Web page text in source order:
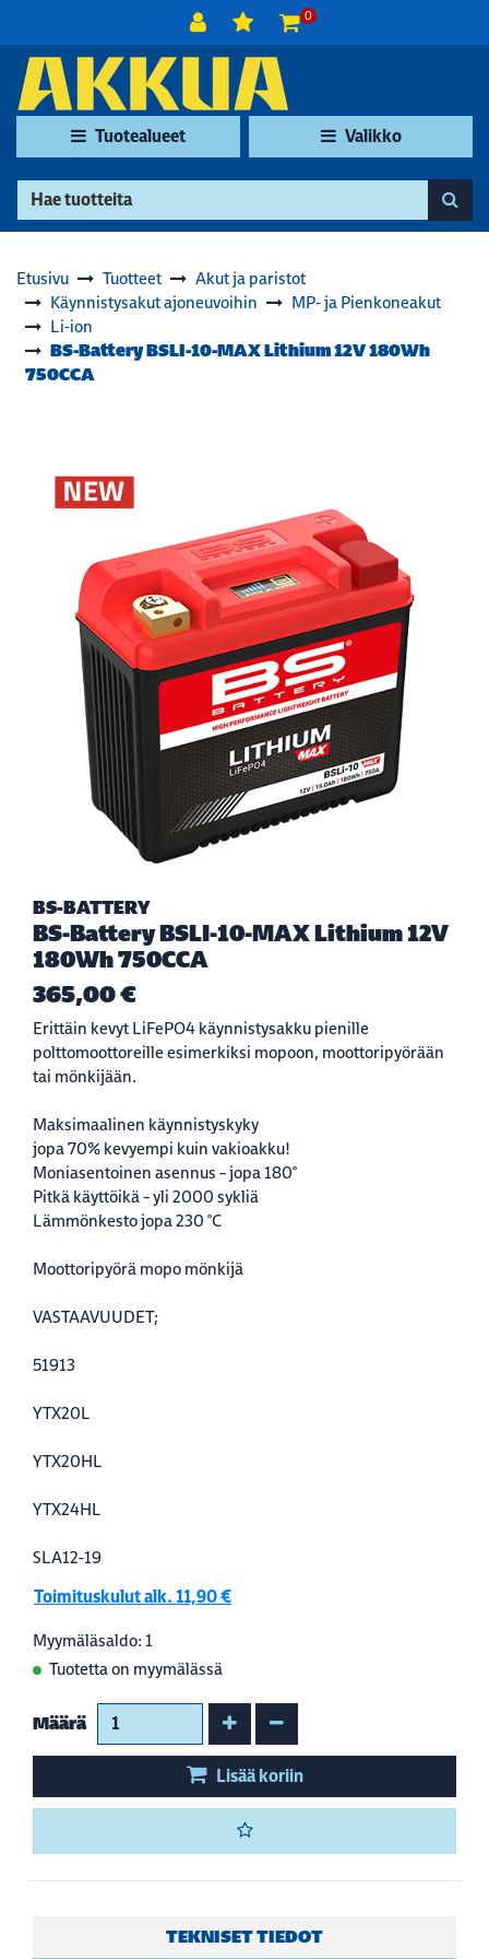
0
Tuotealueet Valikko
Etusivu Tuotteet
Akut ja paristot
Käynnistysakut ajoneuvoihin
MP- ja Pienkoneakut
Li-ion
BS-Battery BSLI-10-MAX Lithium 12V 180Wh
750CCA
BS-BATTERY
BS-Battery BSLI-10-MAX Lithium 12V
180Wh 750CCA
365,00 €
Erittäin kevyt LiFePO4 käynnistysakku pienille
polttomoottoreille esimerkiksi mopoon, moottoripyörään
tai mönkijään.
Maksimaalinen käynnistyskyky
jopa 70% kevyempi kuin vakioakku!
Moniasentoinen asennus – jopa 180°
Pitkä käyttöikä – yli 2000 sykliä
Lämmönkesto jopa 230 °C
Moottoripyörä mopo mönkijä
VASTAAVUUDET;
51913
YTX20L
YTX20HL
YTX24HL
SLA12-19
Toimituskulut alk. 11,90 €
Myymäläsaldo: 1
Tuotetta on myymälässä
Määrä Kasvata määrää
Vähennä määrää
Lisää koriin
TEKNISET TIEDOT